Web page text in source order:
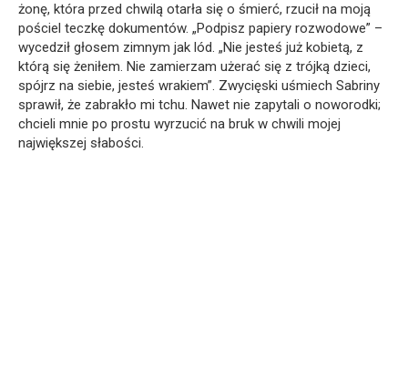
żonę, która przed chwilą otarła się o śmierć, rzucił na moją
pościel teczkę dokumentów. „Podpisz papiery rozwodowe” –
wycedził głosem zimnym jak lód. „Nie jesteś już kobietą, z
którą się żeniłem. Nie zamierzam użerać się z trójką dzieci,
spójrz na siebie, jesteś wrakiem”. Zwycięski uśmiech Sabriny
sprawił, że zabrakło mi tchu. Nawet nie zapytali o noworodki;
chcieli mnie po prostu wyrzucić na bruk w chwili mojej
największej słabości.